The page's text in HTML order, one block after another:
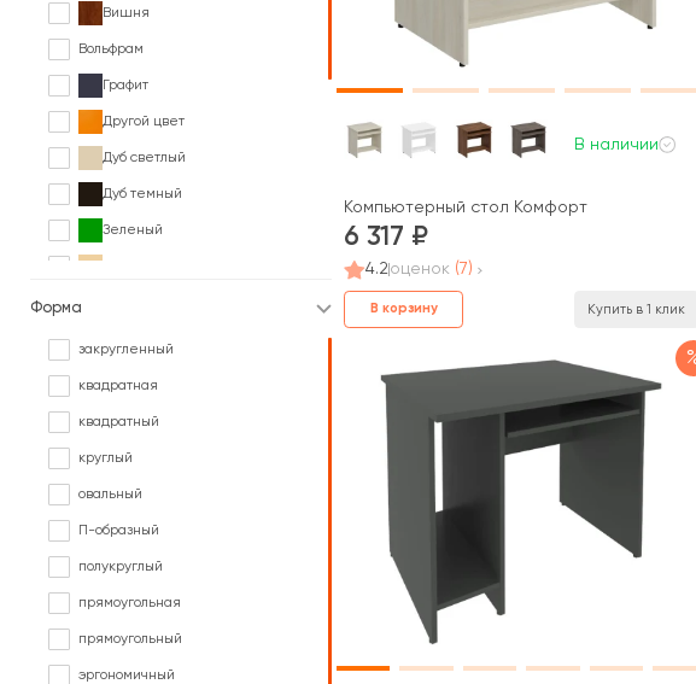
Вишня
Вольфрам
Графит
Другой цвет
Дуб светлый
Дуб темный
Зеленый
Форма
закругленный
квадратная
квадратный
круглый
овальный
П-образный
полукруглый
прямоугольная
прямоугольный
эргономичный
В наличии
Компьютерный стол Комфорт
6 317
4.2оценок (7)
В корзину Купить в 1 клик